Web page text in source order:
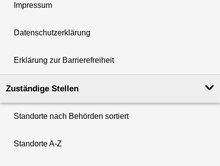
Impressum
Datenschutzerklärung
Erklärung zur Barrierefreiheit
Zuständige Stellen
Standorte nach Behörden sortiert
Standorte A-Z